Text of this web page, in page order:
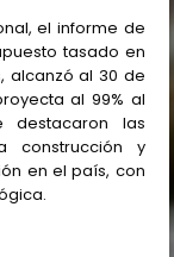
el informe de
tasado en
alcanzó al 30 de
al 99% al
destacaron las
construcción y
en el país, con